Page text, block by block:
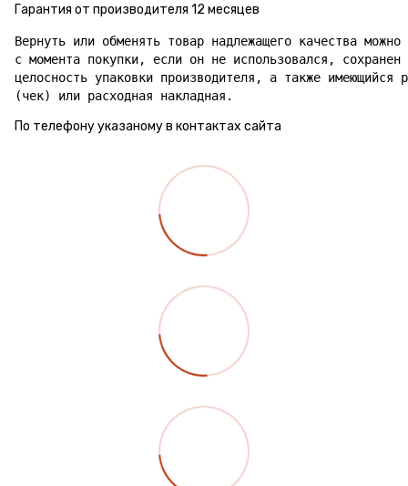
Гарантия от производителя 12 месяцев
Вернуть или обменять товар надлежащего качества
с момента покупки, если он не использовался,
целосность упаковки производителя, а также имеющийся
(чек) или расходная накладная.
По телефону указаному в контактах сайта